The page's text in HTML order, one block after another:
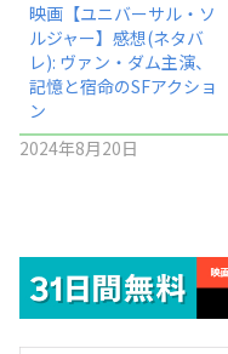
映画【ユニバーサル・ソ
ルジャー】感想(ネタバ
レ): ヴァン・ダム主演、
記憶と宿命のSFアクショ
ン
2024年8月20日